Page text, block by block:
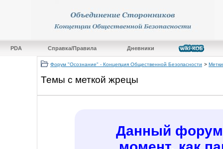
PDA Справка/Правила Дневники
Форум "Осознание" - Концепция Общественной Безопасности > Метки
Темы с меткой жрецы
Данный форум